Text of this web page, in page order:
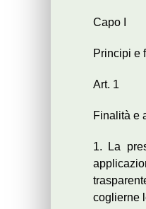
Capo I
Principi e
Art. 1
Finalità e
1. La
coglierne